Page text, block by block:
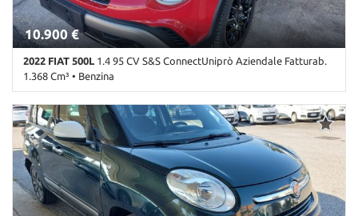
laterali elettrici • Start/Stop Automatico • USB • Volante in pelle
10.900 €
2022 FIAT 500L 1.4 95 CV S&S ConnectUniprò Aziendale Fatturab.
1.368 Cm³ • Benzina
109.000 Km • Cambio Manuale (6) • Rosso pastello • 5 Porte • ABS •
Airbag • Airbag laterali • Airbag Passeggero • Airbag testa •
Alzacristalli elettrici • Autoradio • Bluetooth • Bracciolo • Chiusura
centralizzata • Climatizzatore • Controllo trazione • Cruise Control
• ESP • Immobilizzatore elettronico • Sedile posteriore sdoppiato •
Servosterzo • Start/Stop Automatico • USB